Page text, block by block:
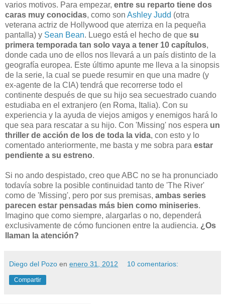
varios motivos. Para empezar, entre su reparto tiene dos
caras muy conocidas, como son Ashley Judd (otra
veterana actriz de Hollywood que aterriza en la pequeña
pantalla) y Sean Bean. Luego está el hecho de que su
primera temporada tan solo vaya a tener 10 capítulos,
donde cada uno de ellos nos llevará a un país distinto de la
geografía europea. Este último apunte me lleva a la sinopsis
de la serie, la cual se puede resumir en que una madre (y
ex-agente de la CIA) tendrá que recorrerse todo el
continente después de que su hijo sea secuestrado cuando
estudiaba en el extranjero (en Roma, Italia). Con su
experiencia y la ayuda de viejos amigos y enemigos hará lo
que sea para rescatar a su hijo. Con 'Missing' nos espera un
thriller de acción de los de toda la vida, con esto y lo
comentado anteriormente, me basta y me sobra para estar
pendiente a su estreno.
Si no ando despistado, creo que ABC no se ha pronunciado
todavía sobre la posible continuidad tanto de 'The River'
como de 'Missing', pero por sus premisas, ambas series
parecen estar pensadas más bien como miniseries.
Imagino que como siempre, alargarlas o no, dependerá
exclusivamente de cómo funcionen entre la audiencia. ¿Os
llaman la atención?
Diego del Pozo en enero 31, 2012 10 comentarios:
Compartir